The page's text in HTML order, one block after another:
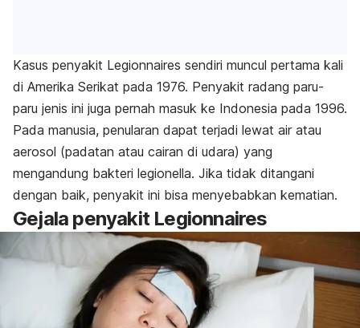
Kasus penyakit Legionnaires sendiri muncul pertama kali
di Amerika Serikat pada 1976. Penyakit radang paru-
paru jenis ini juga pernah masuk ke Indonesia pada 1996.
Pada manusia, penularan dapat terjadi lewat air atau
aerosol (padatan atau cairan di udara) yang
mengandung bakteri legionella. Jika tidak ditangani
dengan baik, penyakit ini bisa menyebabkan kematian.
Gejala penyakit Legionnaires